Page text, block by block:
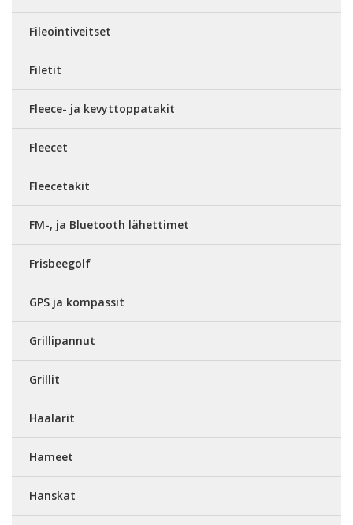
Fileointiveitset
Filetit
Fleece- ja kevyttoppatakit
Fleecet
Fleecetakit
FM-, ja Bluetooth lähettimet
Frisbeegolf
GPS ja kompassit
Grillipannut
Grillit
Haalarit
Hameet
Hanskat